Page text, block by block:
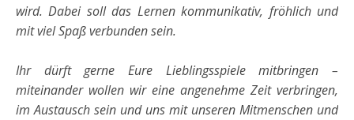
wird. Dabei soll das Lernen kommunikativ, fröhlich und
mit viel Spaß verbunden sein.
Ihr dürft gerne Eure Lieblingsspiele mitbringen –
miteinander wollen wir eine angenehme Zeit verbringen,
im Austausch sein und uns mit unseren Mitmenschen und